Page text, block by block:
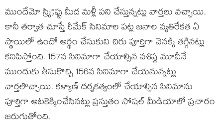
ముందేమో స్క్రిప్టు మీద మళ్లీ పని చేస్తున్నట్లు వార్తలు వచ్చాయి.
కానీ తర్వాత చూస్తే రీమేక్ సినిమాల పట్ల జనాల వ్యతిరేకత ఏ
స్థాయిలో ఉందో అర్థం చేసుకుని చిరు పూర్తిగా వెనక్కి తగ్గినట్లు
కనిపిస్తోంది. 157వ సినిమాగా చేయాల్సిన వశిష్ఠ మూవీనే
ముందుకు తీసుకొచ్చి 156వ సినిమాగా చేయనున్నట్లు
వార్తలొచ్చాయి. కళ్యాణ్ దర్శకత్వంలో చేయాల్సిన సినిమాను
పూర్తిగా అటకెక్కించేసినట్లు ప్రస్తుతం సోషల్ మీడియాలో ప్రచారం
జరుగుతోంది.